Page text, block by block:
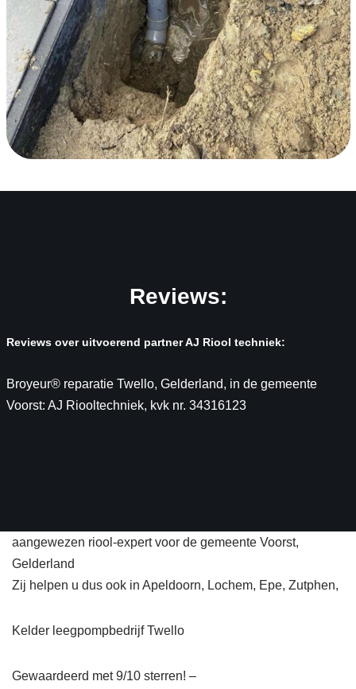
Reviews:
Reviews over uitvoerend partner AJ Riool techniek:
Broyeur® reparatie Twello, Gelderland, in de gemeente
Voorst: AJ Riooltechniek, kvk nr. 34316123
aangewezen riool-expert voor de gemeente Voorst,
Gelderland
Zij helpen u dus ook in Apeldoorn, Lochem, Epe, Zutphen,
Kelder leegpompbedrijf Twello
Gewaardeerd met 9/10 sterren! –